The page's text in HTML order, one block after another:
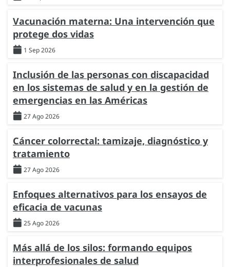
Vacunación materna: Una intervención que
protege dos vidas
1 Sep 2026
Inclusión de las personas con discapacidad
en los sistemas de salud y en la gestión de
emergencias en las Américas
27 Ago 2026
Cáncer colorrectal: tamizaje, diagnóstico y
tratamiento
27 Ago 2026
Enfoques alternativos para los ensayos de
eficacia de vacunas
25 Ago 2026
Más allá de los silos: formando equipos
interprofesionales de salud